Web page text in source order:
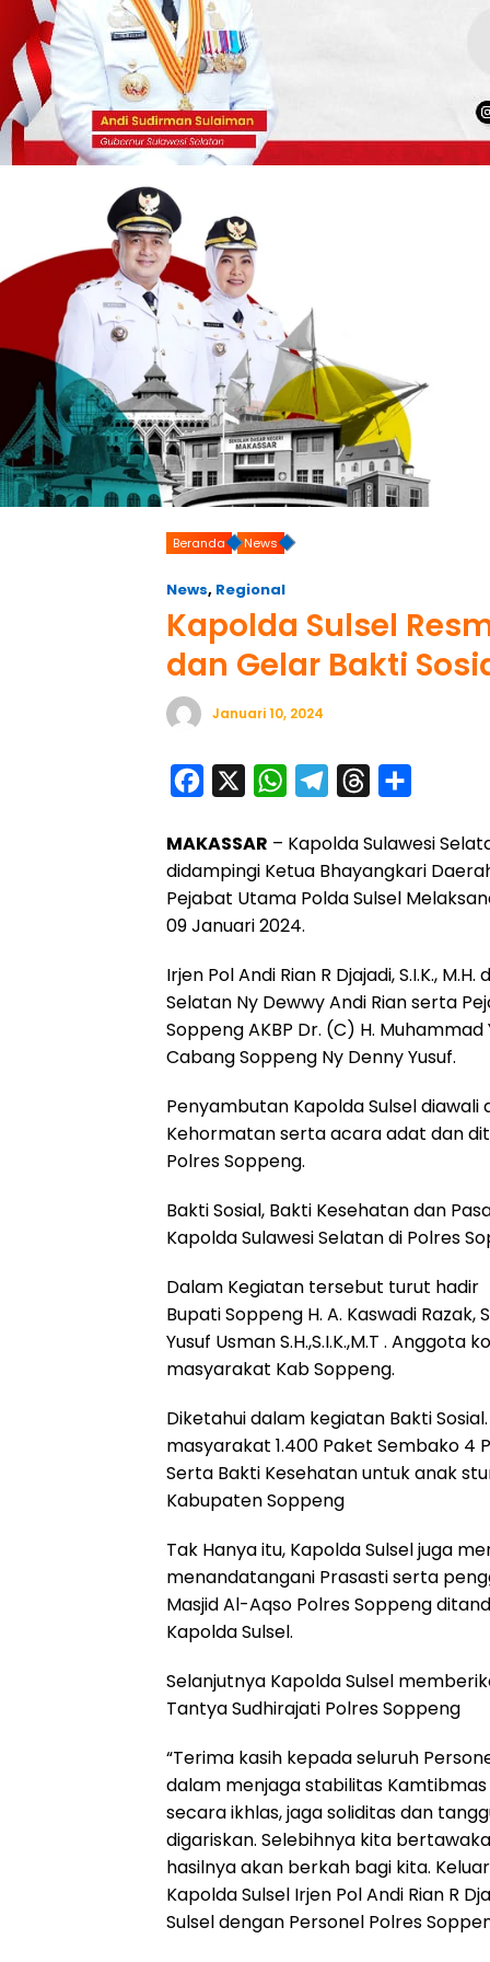
Beranda News
News, Regional
Kapolda Sulsel
dan Gelar Bakti
Januari 10, 2024
c
e
b
o
k
W
a
t
s
p
p
l
e
g
a
m
r
e
a
s
a
r
e
MAKASSAR – Kapolda Sulawesi
didampingi Ketua Bhayangkari
Pejabat Utama Polda Sulsel
09 Januari 2024.
Irjen Pol Andi Rian R Djajadi, S.I.K.,
Selatan Ny Dewwy Andi Rian serta
Soppeng AKBP Dr. (C) H. Muhammad
Cabang Soppeng Ny Denny Yusuf.
Penyambutan Kapolda Sulsel
Kehormatan serta acara adat dan
Polres Soppeng.
Bakti Sosial, Bakti Kesehatan dan
Kapolda Sulawesi Selatan di Polres
Dalam Kegiatan tersebut turut hadir
Bupati Soppeng H. A. Kaswadi Razak,
Yusuf Usman S.H.,S.I.K.,M.T . Anggota
masyarakat Kab Soppeng.
Diketahui dalam kegiatan Bakti
masyarakat 1.400 Paket Sembako 4
Serta Bakti Kesehatan untuk anak
Kabupaten Soppeng
Tak Hanya itu, Kapolda Sulsel juga
menandatangani Prasasti serta
Masjid Al-Aqso Polres Soppeng
Kapolda Sulsel.
Selanjutnya Kapolda Sulsel
Tantya Sudhirajati Polres Soppeng
“Terima kasih kepada seluruh
dalam menjaga stabilitas
secara ikhlas, jaga soliditas dan
digariskan. Selebihnya kita
hasilnya akan berkah bagi kita.
Kapolda Sulsel Irjen Pol Andi Rian R
Sulsel dengan Personel Polres